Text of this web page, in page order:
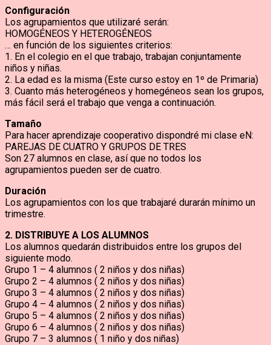
Configuración
Los agrupamientos que utilizaré serán:
HOMOGÉNEOS Y HETEROGÉNEOS
… en función de los siguientes criterios:
1. En el colegio en el que trabajo, trabajan conjuntamente
niños y niñas.
2. La edad es la misma (Este curso estoy en 1º de Primaria)
3. Cuanto más heterogéneos y homegéneos sean los grupos,
más fácil será el trabajo que venga a continuación.
Tamaño
Para hacer aprendizaje cooperativo dispondré mi clase eN:
PAREJAS DE CUATRO Y GRUPOS DE TRES
Son 27 alumnos en clase, así que no todos los
agrupamientos pueden ser de cuatro.
Duración
Los agrupamientos con los que trabajaré durarán mínimo un
trimestre.
2. DISTRIBUYE A LOS ALUMNOS
Los alumnos quedarán distribuidos entre los grupos del
siguiente modo.
Grupo 1 – 4 alumnos ( 2 niños y dos niñas)
Grupo 2 – 4 alumnos ( 2 niños y dos niñas)
Grupo 3 – 4 alumnos ( 2 niños y dos niñas)
Grupo 4 – 4 alumnos ( 2 niños y dos niñas)
Grupo 5 – 4 alumnos ( 2 niños y dos niñas)
Grupo 6 – 4 alumnos ( 2 niños y dos niñas)
Grupo 7 – 3 alumnos ( 1 niño y dos niñas)